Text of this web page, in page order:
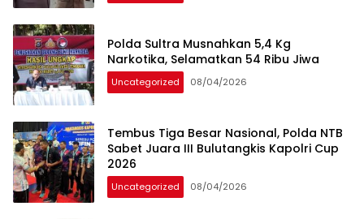
Polda Sultra Musnahkan 5,4 Kg
Narkotika, Selamatkan 54 Ribu Jiwa
Uncategorized 08/04/2026
Tembus Tiga Besar Nasional, Polda NTB
Sabet Juara III Bulutangkis Kapolri Cup
2026
Uncategorized 08/04/2026